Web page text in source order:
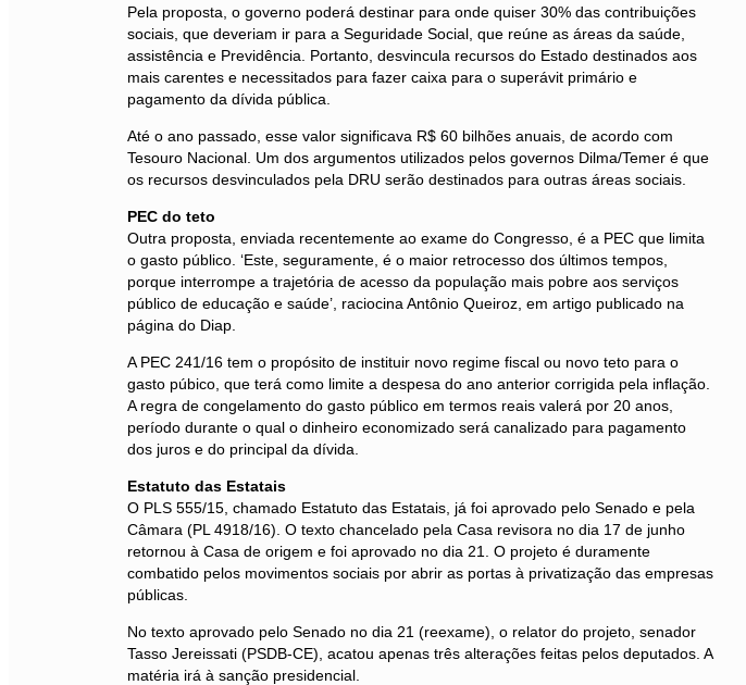
Pela proposta, o governo poderá destinar para onde quiser 30% das contribuições
sociais, que deveriam ir para a Seguridade Social, que reúne as áreas da saúde,
assistência e Previdência. Portanto, desvincula recursos do Estado destinados aos
mais carentes e necessitados para fazer caixa para o superávit primário e
pagamento da dívida pública.
Até o ano passado, esse valor significava R$ 60 bilhões anuais, de acordo com
Tesouro Nacional. Um dos argumentos utilizados pelos governos Dilma/Temer é que
os recursos desvinculados pela DRU serão destinados para outras áreas sociais.
PEC do teto
Outra proposta, enviada recentemente ao exame do Congresso, é a PEC que limita
o gasto público. ‘Este, seguramente, é o maior retrocesso dos últimos tempos,
porque interrompe a trajetória de acesso da população mais pobre aos serviços
público de educação e saúde’, raciocina Antônio Queiroz, em artigo publicado na
página do Diap.
A PEC 241/16 tem o propósito de instituir novo regime fiscal ou novo teto para o
gasto púbico, que terá como limite a despesa do ano anterior corrigida pela inflação.
A regra de congelamento do gasto público em termos reais valerá por 20 anos,
período durante o qual o dinheiro economizado será canalizado para pagamento
dos juros e do principal da dívida.
Estatuto das Estatais
O PLS 555/15, chamado Estatuto das Estatais, já foi aprovado pelo Senado e pela
Câmara (PL 4918/16). O texto chancelado pela Casa revisora no dia 17 de junho
retornou à Casa de origem e foi aprovado no dia 21. O projeto é duramente
combatido pelos movimentos sociais por abrir as portas à privatização das empresas
públicas.
No texto aprovado pelo Senado no dia 21 (reexame), o relator do projeto, senador
Tasso Jereissati (PSDB-CE), acatou apenas três alterações feitas pelos deputados. A
matéria irá à sanção presidencial.